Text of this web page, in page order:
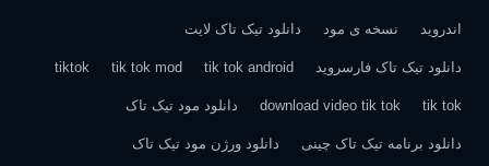
اندروید نسخه ی مود دانلود تیک تاک لایت
دانلود تیک تاک فارسروید tik tok android
tik tok mod
tiktok
tik tok
download video tik tok دانلود مود تیک تاک
دانلود برنامه تیک تاک چینی دانلود ورژن مود تیک تاک